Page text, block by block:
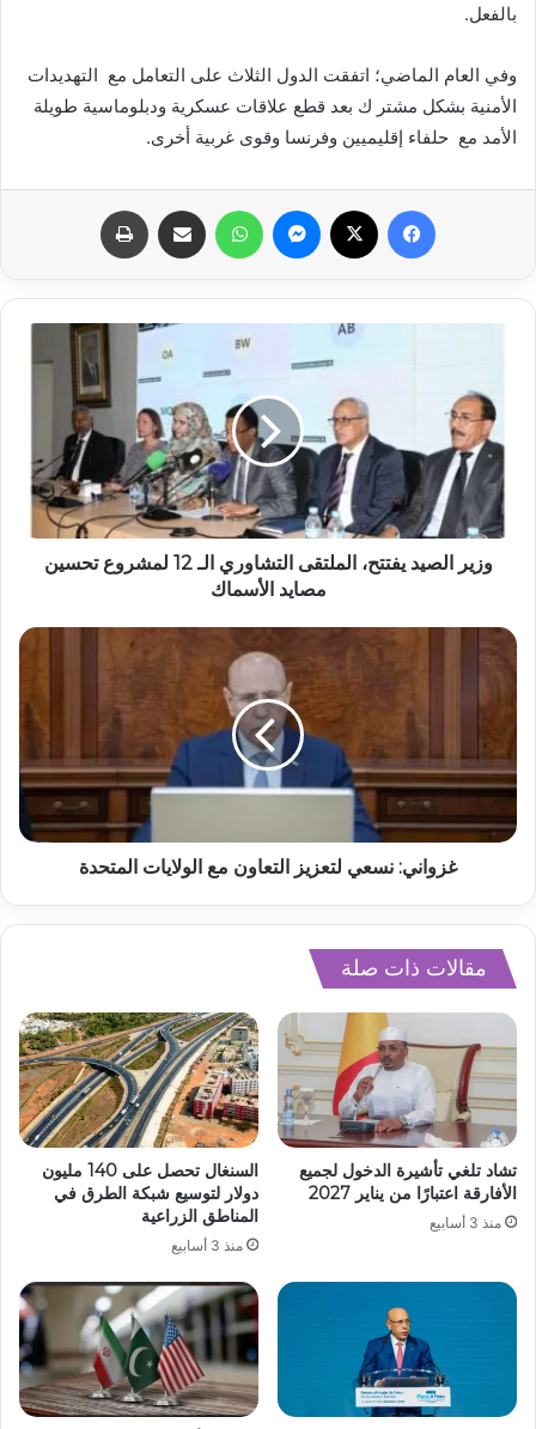
بالفعل.
وفي العام الماضي؛ اتفقت الدول الثلاث على التعامل مع التهديدات
الأمنية بشكل مشتر ك بعد قطع علاقات عسكرية ودبلوماسية طويلة
الأمد مع حلفاء إقليميين وفرنسا وقوى غربية أخرى.
فيسبوك ماسنجر واتساب مشاركة عبر البريد
وزير الصيد يفتتح، الملتقى التشاوري الـ 12 لمشروع تحسين
مصايد الأسماك
غزواني: نسعي لتعزيز التعاون مع الولايات المتحدة
مقالات ذات صلة
تشاد تلغي تأشيرة الدخول لجميع
الأفارقة اعتبارًا من يناير 2027
منذ 3 أسابيع
السنغال تحصل على 140 مليون
دولار لتوسيع شبكة الطرق في
المناطق الزراعية
منذ 3 أسابيع